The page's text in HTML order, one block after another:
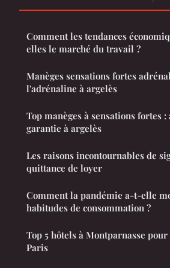
Comment les tendances
elles le marché du travail ?
Manèges sensations fortes
l'adrénaline à argelès
Top manèges à sensations fortes
garantie à argelès
Les raisons incontournables de
quittance de loyer
Comment la pandémie a-t-elle
habitudes de consommation ?
Top 5 hôtels à Montparnasse
Paris